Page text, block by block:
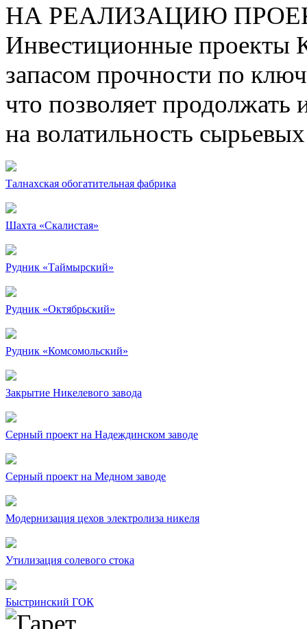
НА РЕАЛИЗАЦИЮ
Инвестиционные проекты
запасом прочности по
что позволяет продолжать
на волатильность
Талнахская обогатительная фабрика
Шахта «Скалистая»
Рудник «Таймырский»
Рудник «Октябрьский»
Рудник «Комсомольский»
Закрытие Никелевого завода
Серный проект на Надеждинском заводе
Серный проект на Медном заводе
Модернизация цехов электролиза никеля
Утилизация солевого стока
Быстринский ГОК